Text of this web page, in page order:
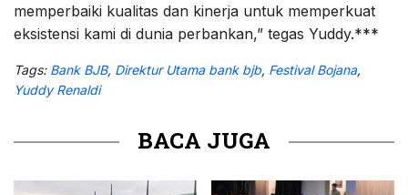
memperbaiki kualitas dan kinerja untuk memperkuat
eksistensi kami di dunia perbankan,” tegas Yuddy.***
Tags: Bank BJB, Direktur Utama bank bjb, Festival Bojana,
Yuddy Renaldi
BACA JUGA